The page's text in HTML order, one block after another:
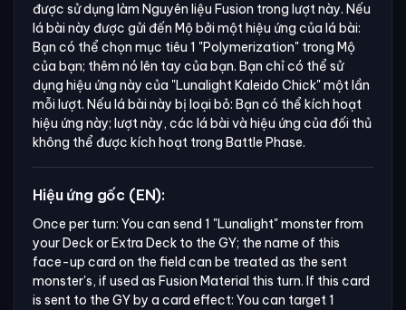
được sử dụng làm Nguyên liệu Fusion trong lượt này. Nếu
lá bài này được gửi đến Mộ bởi một hiệu ứng của lá bài:
Bạn có thể chọn mục tiêu 1 "Polymerization" trong Mộ
của bạn; thêm nó lên tay của bạn. Bạn chỉ có thể sử
dụng hiệu ứng này của "Lunalight Kaleido Chick"một lần
mỗi lượt. Nếu lá bài này bị loại bỏ: Bạn có thể kích hoạt
hiệu ứng này; lượt này, các lá bài và hiệu ứng của đối thủ
không thể được kích hoạt trong Battle Phase.
Hiệu ứng gốc (EN):
Once per turn: You can send 1 "Lunalight" monster from
your Deck or Extra Deck to the GY; the name of this
face-up card on the field can be treated as the sent
monster's, if used as Fusion Material this turn. If this card
is sent to the GY by a card effect: You can target 1